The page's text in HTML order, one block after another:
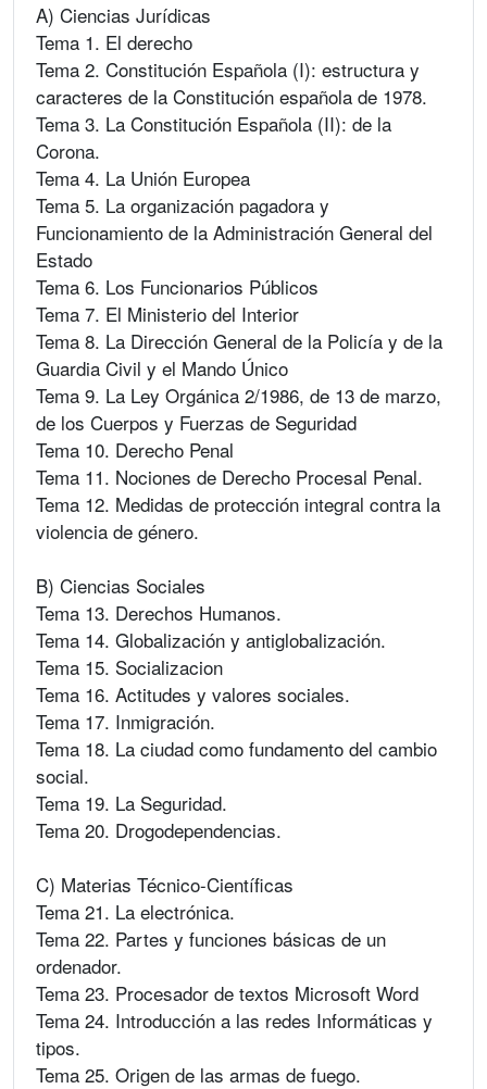
A) Ciencias Jurídicas
Tema 1. El derecho
Tema 2. Constitución Española (I): estructura y
caracteres de la Constitución española de 1978.
Tema 3. La Constitución Española (II): de la
Corona.
Tema 4. La Unión Europea
Tema 5. La organización pagadora y
Funcionamiento de la Administración General del
Estado
Tema 6. Los Funcionarios Públicos
Tema 7. El Ministerio del Interior
Tema 8. La Dirección General de la Policía y de la
Guardia Civil y el Mando Único
Tema 9. La Ley Orgánica 2/1986, de 13 de marzo,
de los Cuerpos y Fuerzas de Seguridad
Tema 10. Derecho Penal
Tema 11. Nociones de Derecho Procesal Penal.
Tema 12. Medidas de protección integral contra la
violencia de género.
B) Ciencias Sociales
Tema 13. Derechos Humanos.
Tema 14. Globalización y antiglobalización.
Tema 15. Socializacion
Tema 16. Actitudes y valores sociales.
Tema 17. Inmigración.
Tema 18. La ciudad como fundamento del cambio
social.
Tema 19. La Seguridad.
Tema 20. Drogodependencias.
C) Materias Técnico-Científicas
Tema 21. La electrónica.
Tema 22. Partes y funciones básicas de un
ordenador.
Tema 23. Procesador de textos Microsoft Word
Tema 24. Introducción a las redes Informáticas y
tipos.
Tema 25. Origen de las armas de fuego.